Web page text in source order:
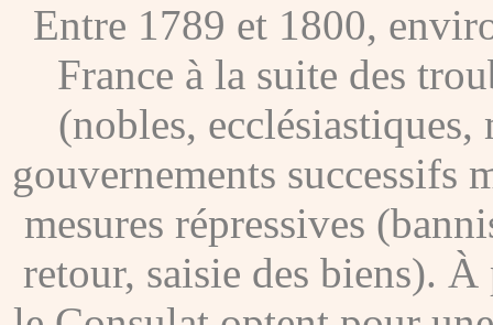
Entre 1789 et 1800,
France à la suite des
(nobles,
gouvernements successifs
mesures répressives
retour, saisie des biens).